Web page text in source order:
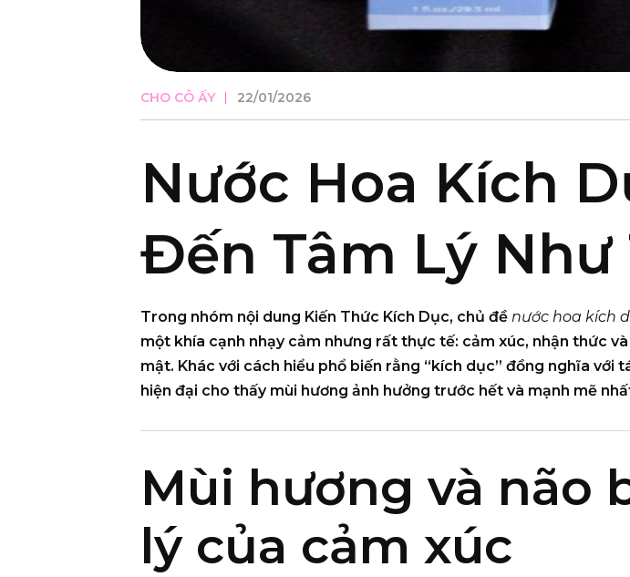
CHO CÔ ẤY 22/01/2026
Nước Hoa Kích
Đến Tâm Lý Như
Trong nhóm nội dung Kiến Thức Kích Dục, chủ đề nước hoa kích
một khía cạnh nhạy cảm nhưng rất thực tế: cảm xúc, nhận thức
mật. Khác với cách hiểu phổ biến rằng “kích dục” đồng nghĩa
hiện đại cho thấy mùi hương ảnh hưởng trước hết và mạnh mẽ
Mùi hương và não
lý của cảm xúc